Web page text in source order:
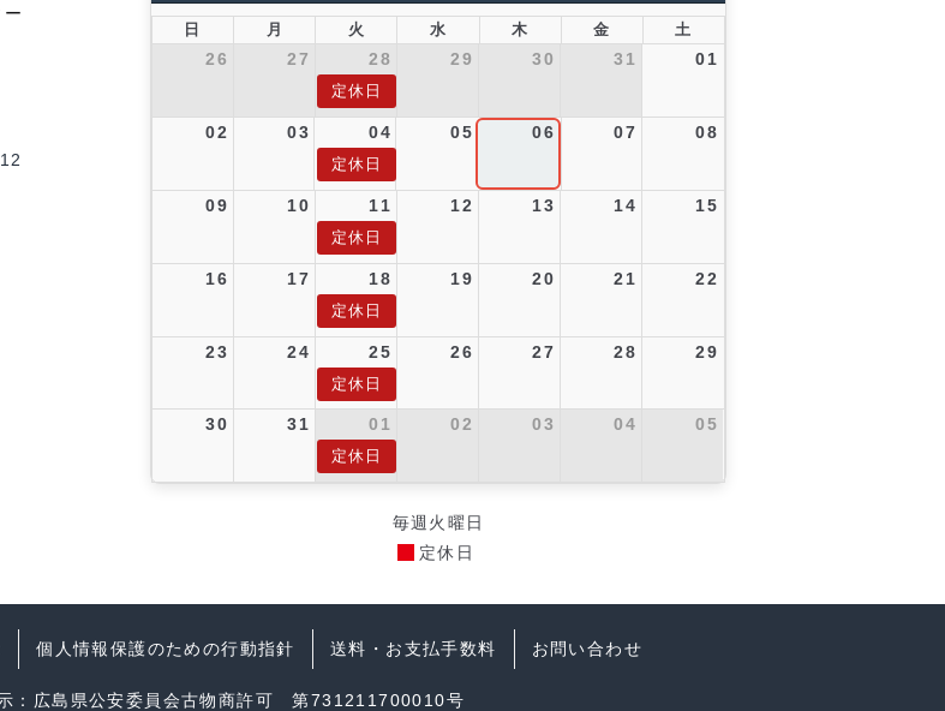
日 月 火 水 木 金 土
26 27 28 29 30 31 01
定休日
02 03 04 05 06 07 08
定休日
09 10 11 12 13 14 15
定休日
16 17 18 19 20 21 22
定休日
23 24 25 26 27 28 29
定休日
30 31 01 02 03 04 05
定休日
毎週火曜日
定休日
個人情報保護のための行動指針 送料・お支払手数料 お問い合わせ
：広島県公安委員会古物商許可 第731211700010号